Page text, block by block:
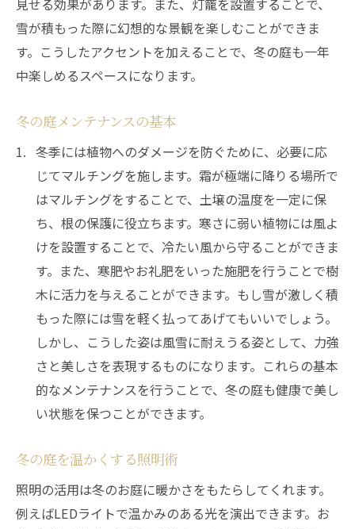
見せる効果があります。また、灯籠を設置することで、
雪が積もった際に幻想的な景観を楽しむことができま
す。こうしたアクセントを加えることで、冬の庭も一年
中楽しめるスペースになります。
冬の庭メンテナンスの基本
冬季には植物へのダメージを防ぐために、必要に応
じてマルチングを施します。霜が極端に降りる場所で
はマルチングをすることで、土壌の温度を一定に保
ち、根の保護に役立ちます。寒さに弱い植物には風よ
けを設置することで、冷たい風から守ることができま
す。また、寒肥やお礼肥をいった施肥を行うことで樹
木に活力を与えることができます。もし雪が激しく積
もった際には雪を軽く払ってあげてもいいでしょう。
しかし、こうした姿は風雪に耐えうる姿として、力強
さと美しさを表現するものになります。これらの基本
的なメンテナンスを行うことで、冬の庭も健康で美し
い状態を保つことができます。
冬の庭を温かくする照明術
照明の活用は冬のお庭に暖かさをもたらしてくれます。
例えばLEDライトで温かみのある光を演出できます。お